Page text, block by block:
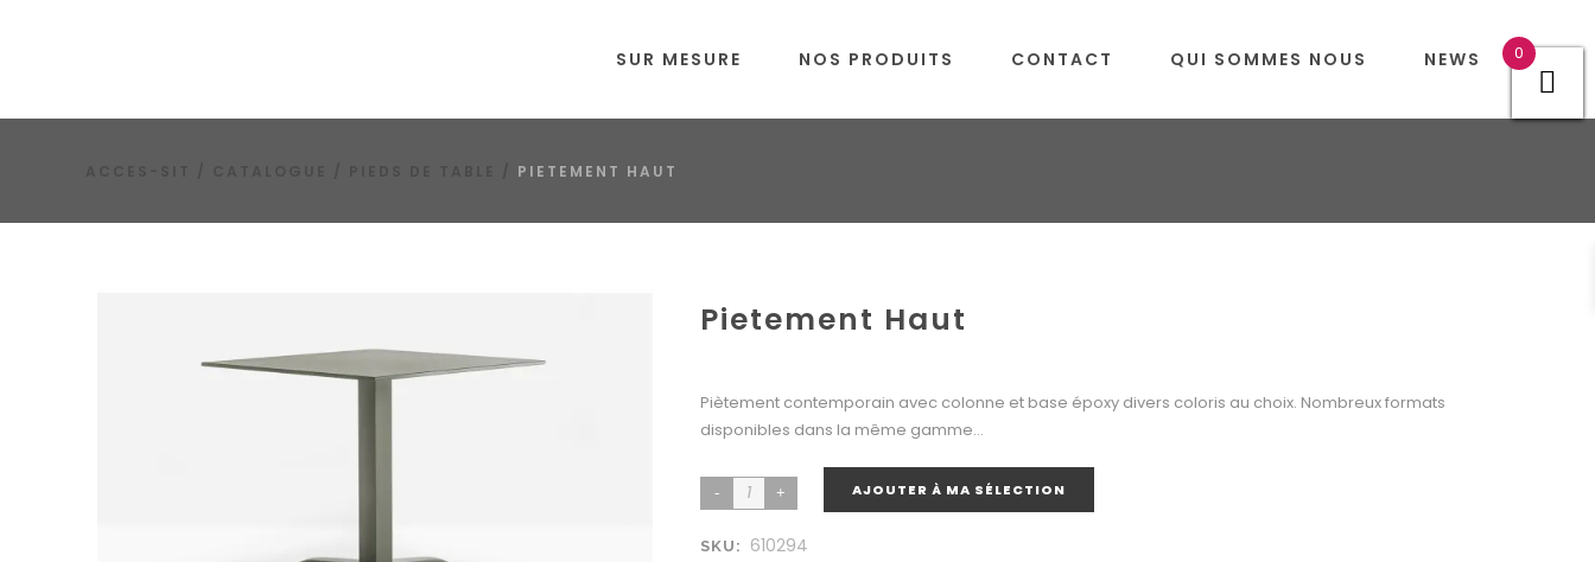
SUR MESURE NOS PRODUITS CONTACT QUI SOMMES NOUS NEWS
PIETEMENT HAUT
Pietement Haut
Piètement contemporain avec colonne et base époxy divers coloris au choix. Nombreux formats
disponibles dans la même gamme…
AJOUTER À MA SÉLECTION
SKU: 610294
0